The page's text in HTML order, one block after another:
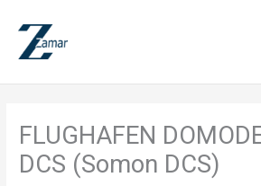
Inhalt
springen
FLUGHAFEN
DCS (Somon DCS)